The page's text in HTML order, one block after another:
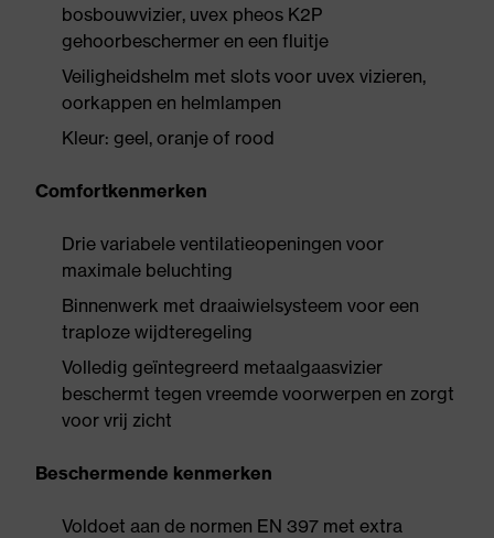
bosbouwvizier, uvex pheos K2P
gehoorbeschermer en een fluitje
Veiligheidshelm met slots voor uvex vizieren,
oorkappen en helmlampen
Kleur: geel, oranje of rood
Comfortkenmerken
Drie variabele ventilatieopeningen voor
maximale beluchting
Binnenwerk met draaiwielsysteem voor een
traploze wijdteregeling
Volledig geïntegreerd metaalgaasvizier
beschermt tegen vreemde voorwerpen en zorgt
voor vrij zicht
Beschermende kenmerken
Voldoet aan de normen EN 397 met extra